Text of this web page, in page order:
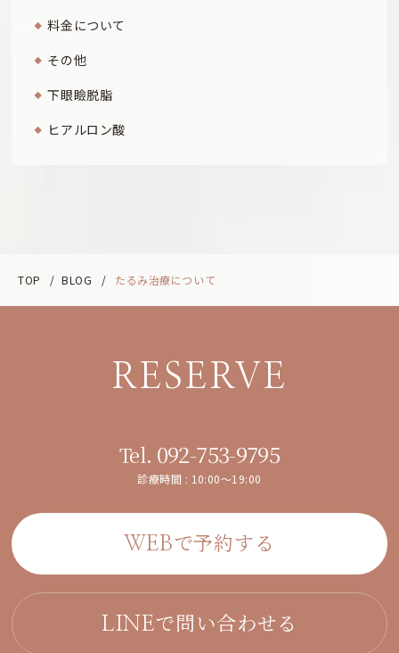
料金について
その他
下眼瞼脱脂
ヒアルロン酸
TOP / BLOG / たるみ治療について
RESERVE
Tel. 092-753-9795
診療時間 : 10:00～19:00
WEBで予約する
LINEで問い合わせる